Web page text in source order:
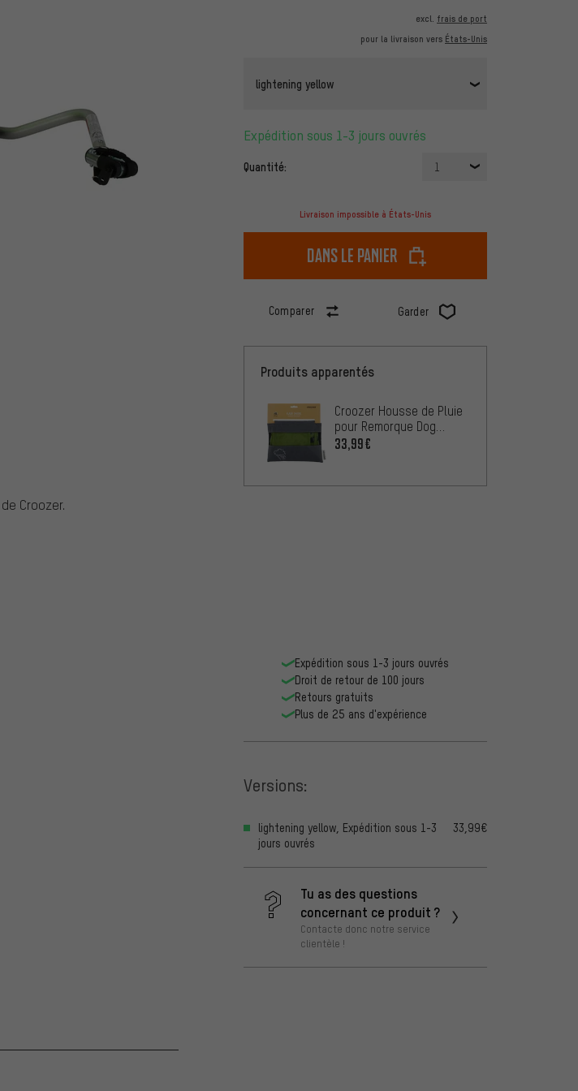
excl. frais de port
pour la livraison vers États-Unis
lightening yellow
Expédition sous 1-3 jours ouvrés
Quantité: 1
Livraison impossible à États-Unis
dans le panier
Comparer Garder
Croozer.
Produits apparentés
Croozer Housse de Pluie
pour Remorque Dog
Jokke
33,99€
Expédition sous 1-3 jours ouvrés
Droit de retour de 100 jours
Retours gratuits
Plus de 25 ans d'expérience
Versions:
lightening yellow, Expédition sous 1-3
jours ouvrés
33,99€
Tu as des questions
concernant ce produit ?
Contacte donc notre service
clientèle !